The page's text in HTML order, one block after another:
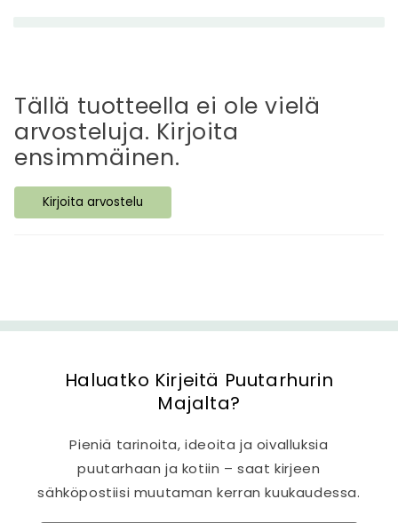
t
ä
v
ä
s
i
ö
Tällä tuotteella ei ole vielä
arvosteluja. Kirjoita
ensimmäinen.
Kirjoita arvostelu
Haluatko Kirjeitä Puutarhurin
Majalta?
Pieniä tarinoita, ideoita ja oivalluksia
puutarhaan ja kotiin – saat kirjeen
sähköpostiisi muutaman kerran kuukaudessa.